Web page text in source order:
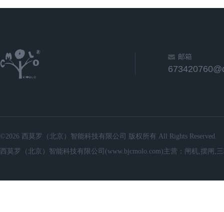
邮箱
©2026 西莫罗（北京）智能科技有限公司 版权所有 All Rights Reserved.
西莫罗（北京）智能科技有限公司(www.bjcmolo.com)主营：闸机,摆闸,